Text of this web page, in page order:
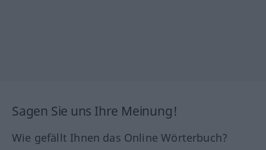
Sagen Sie uns Ihre Meinung!
Wie gefällt Ihnen das Online Wörterbuch?